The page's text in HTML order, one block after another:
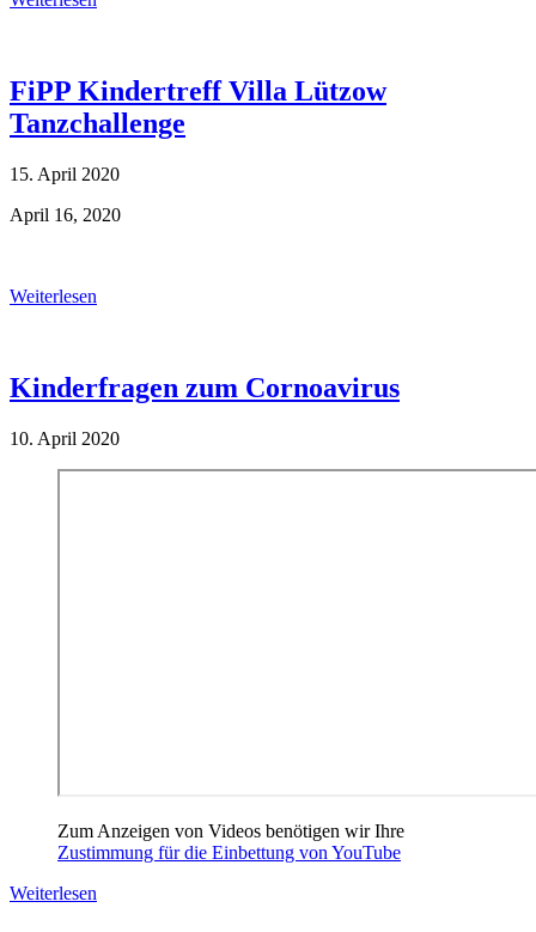
FiPP Kindertreff Villa Lützow
Tanzchallenge
15. April 2020
April 16, 2020
Weiterlesen
Kinderfragen zum Cornoavirus
10. April 2020
Zum Anzeigen von Videos benötigen wir Ihre
Zustimmung für die Einbettung von YouTube
Weiterlesen